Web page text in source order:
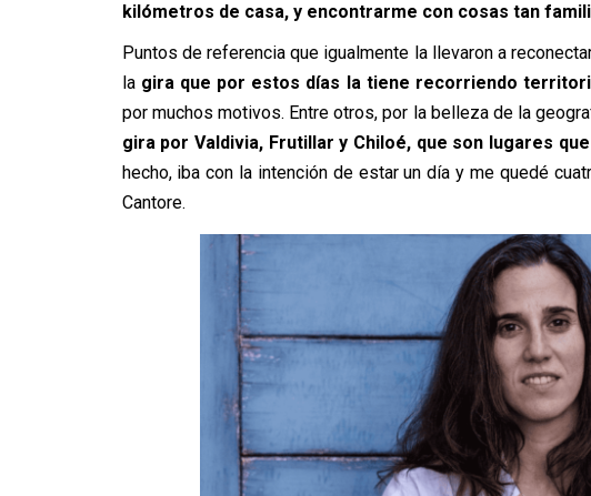
kilómetros de casa, y encontrarme con cosas tan
Puntos de referencia que igualmente la llevaron a
la gira que por estos días la tiene recorriendo
por muchos motivos. Entre otros, por la belleza de la
gira por Valdivia, Frutillar y Chiloé, que son lugares
hecho, iba con la intención de estar un día y me quedé
Cantore.